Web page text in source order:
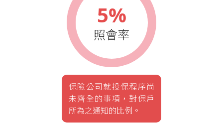
5%
照會率
保險公司就投保程序尚
未齊全的事項，對保戶
所為之通知的比例。